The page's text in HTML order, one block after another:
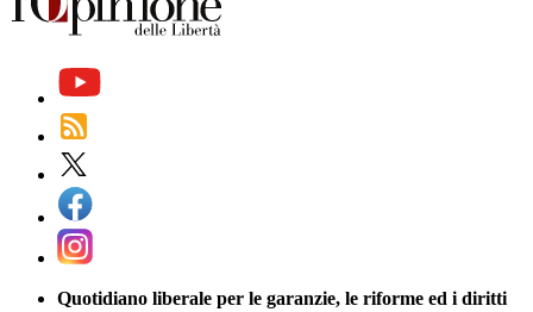
Quotidiano liberale per le garanzie, le riforme ed i diritti